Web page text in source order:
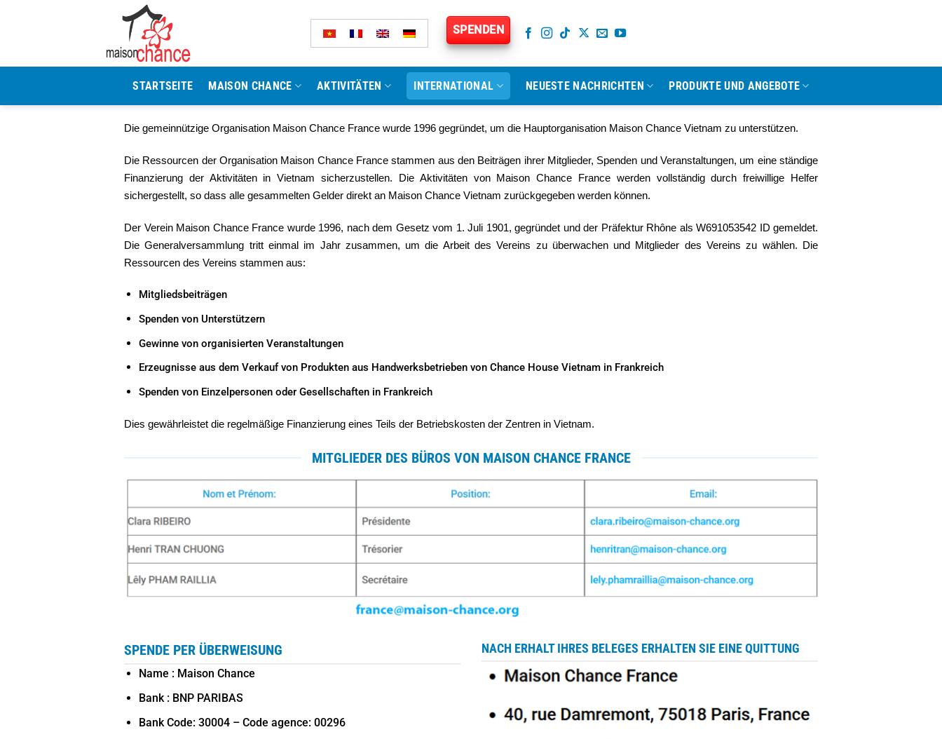
SPENDEN
STARTSEITE MAISON CHANCE AKTIVITÄTEN INTERNATIONAL NEUESTE NACHRICHTEN PRODUKTE UND ANGEBOTE
Die gemeinnützige Organisation Maison Chance France wurde 1996 gegründet, um die Hauptorganisation Maison Chance Vietnam zu unterstützen.
Die Ressourcen der Organisation Maison Chance France stammen aus den Beiträgen ihrer Mitglieder, Spenden und Veranstaltungen, um eine ständige
Finanzierung der Aktivitäten in Vietnam sicherzustellen. Die Aktivitäten von Maison Chance France werden vollständig durch freiwillige Helfer
sichergestellt, so dass alle gesammelten Gelder direkt an Maison Chance Vietnam zurückgegeben werden können.
Der Verein Maison Chance France wurde 1996, nach dem Gesetz vom 1. Juli 1901, gegründet und der Präfektur Rhône als W691053542 ID gemeldet.
Die Generalversammlung tritt einmal im Jahr zusammen, um die Arbeit des Vereins zu überwachen und Mitglieder des Vereins zu wählen. Die
Ressourcen des Vereins stammen aus:
Mitgliedsbeiträgen
Spenden von Unterstützern
Gewinne von organisierten Veranstaltungen
Erzeugnisse aus dem Verkauf von Produkten aus Handwerksbetrieben von Chance House Vietnam in Frankreich
Spenden von Einzelpersonen oder Gesellschaften in Frankreich
Dies gewährleistet die regelmäßige Finanzierung eines Teils der Betriebskosten der Zentren in Vietnam.
MITGLIEDER DES BÜROS VON MAISON CHANCE FRANCE
SPENDE PER ÜBERWEISUNG
Name : Maison Chance
Bank : BNP PARIBAS
Bank Code: 30004 – Code agence: 00296
NACH ERHALT IHRES BELEGES ERHALTEN SIE EINE QUITTUNG